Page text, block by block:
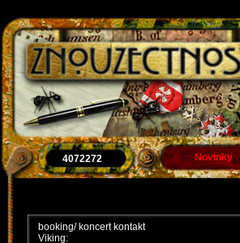
4072272 Novinky
booking/ koncert kontakt
Viking: